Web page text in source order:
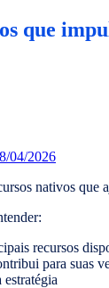
que
04/2026
nativos que
recursos
para suas
estratégia